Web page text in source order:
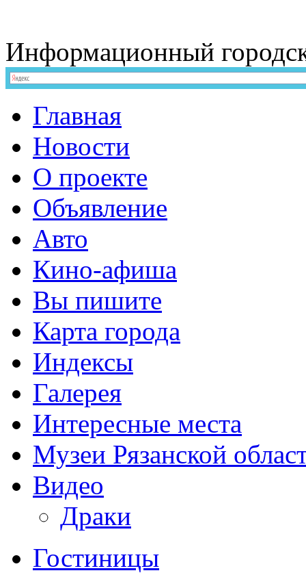
Информационный
Главная
Новости
О проекте
Объявление
Авто
Кино-афиша
Вы пишите
Карта города
Индексы
Галерея
Интересные места
Музеи Рязанской
Видео
Драки
Гостиницы